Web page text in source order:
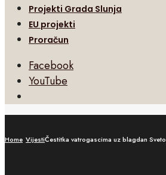
Projekti Grada Slunja
EU projekti
Proračun
Facebook
YouTube
Search
Home VijestiČestitka vatrogascima uz blagdan